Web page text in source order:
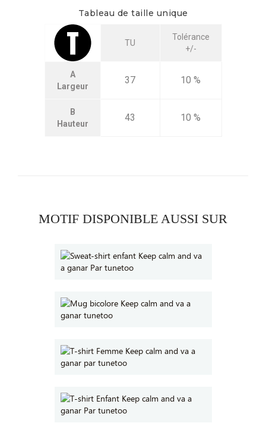
Tableau de taille unique
TU
Tolérance
+/-
A
Largeur
37 10 %
B
Hauteur
43 10 %
MOTIF DISPONIBLE AUSSI SUR